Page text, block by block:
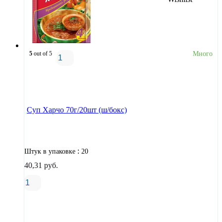
5 out of 5 Много
Суп Харчо 70г/20шт (ш/бокс)
Штук в упаковке : 20
40,31 руб.